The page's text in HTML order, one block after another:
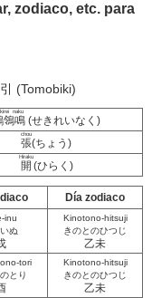
zodiaco, etc. para
(Tomobiki)
鴒鳴
naku
(せきれいなく)
張
chou
(ちょう)
開
Hiraku
(ひらく)
Día zodiaco
inu
ぬ
Kinotono-hitsuji
きのとのひつじ
乙未
tori
とり
Kinotono-hitsuji
きのとのひつじ
乙未